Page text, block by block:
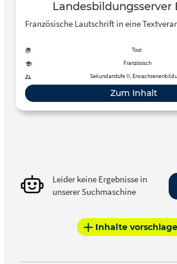
Landesbildungsserver
Württemberg
Französische Lautschrift in eine
Tool
Französisch
Sekundarstufe II,
Zum Inhalt
Leider keine Ergebnisse in
unserer Suchmaschine
Inhalte